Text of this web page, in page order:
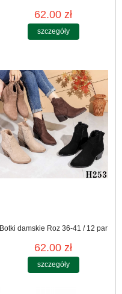
62.00 zł
szczegóły
Botki damskie Roz 36-41 / 12 par
62.00 zł
szczegóły